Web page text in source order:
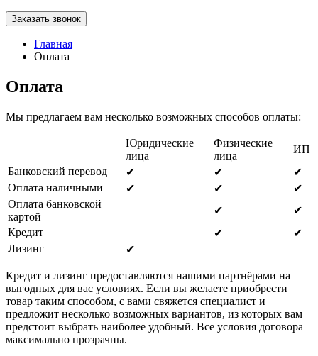
Заказать звонок
Главная
Оплата
Оплата
Мы предлагаем вам несколько возможных способов оплаты:
Юридические
лица
Физические
лица
ИП
Банковский перевод
✔ ✔
✔
Оплата наличными
✔ ✔
✔
Оплата банковской
картой
✔
✔
Кредит
✔
✔
Лизинг
✔
Кредит и лизинг предоставляются нашими партнёрами на
выгодных для вас условиях. Если вы желаете приобрести
товар таким способом, с вами свяжется специалист и
предложит несколько возможных вариантов, из которых вам
предстоит выбрать наиболее удобный. Все условия договора
максимально прозрачны.